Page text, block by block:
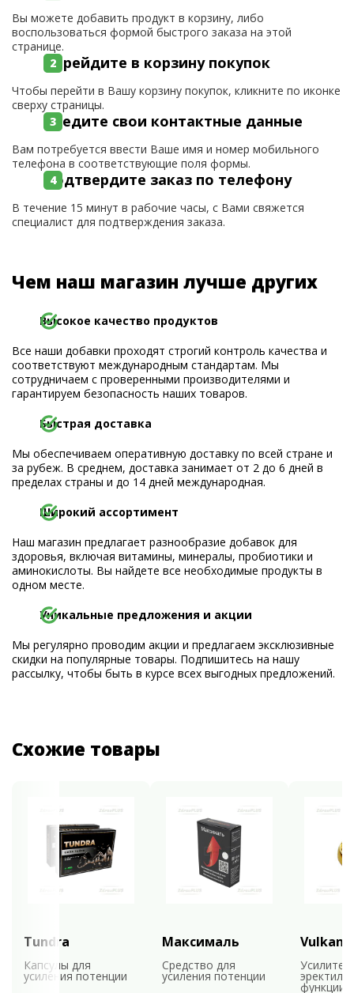
Вы можете добавить продукт в корзину, либо
воспользоваться формой быстрого заказа на этой
странице.
Перейдите в корзину покупок
Чтобы перейти в Вашу корзину покупок, кликните по иконке
сверху страницы.
Введите свои контактные данные
Вам потребуется ввести Ваше имя и номер мобильного
телефона в соответствующие поля формы.
Подтвердите заказ по телефону
В течение 15 минут в рабочие часы, с Вами свяжется
специалист для подтверждения заказа.
Чем наш магазин лучше других
Высокое качество продуктов
Все наши добавки проходят строгий контроль качества и
соответствуют международным стандартам. Мы
сотрудничаем с проверенными производителями и
гарантируем безопасность наших товаров.
Быстрая доставка
Мы обеспечиваем оперативную доставку по всей стране и
за рубеж. В среднем, доставка занимает от 2 до 6 дней в
пределах страны и до 14 дней международная.
Широкий ассортимент
Наш магазин предлагает разнообразие добавок для
здоровья, включая витамины, минералы, пробиотики и
аминокислоты. Вы найдете все необходимые продукты в
одном месте.
Уникальные предложения и акции
Мы регулярно проводим акции и предлагаем эксклюзивные
скидки на популярные товары. Подпишитесь на нашу
рассылку, чтобы быть в курсе всех выгодных предложений.
Схожие товары
Tundra
Капсулы для
усиления потенции
Максималь
Средство для
усиления потенции
Vulkan
функции